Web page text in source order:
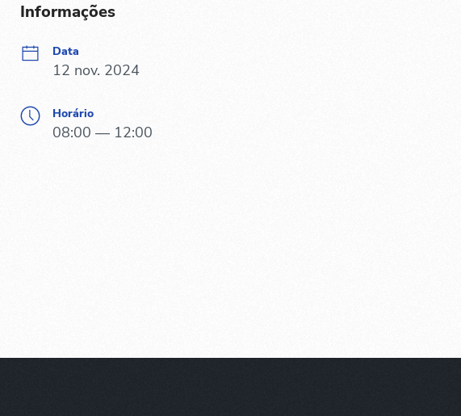
Informações
Data
12 nov. 2024
Horário
08:00 — 12:00